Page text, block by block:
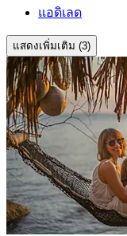
แอดิเลด
แสดงเพิ่มเติม (3)